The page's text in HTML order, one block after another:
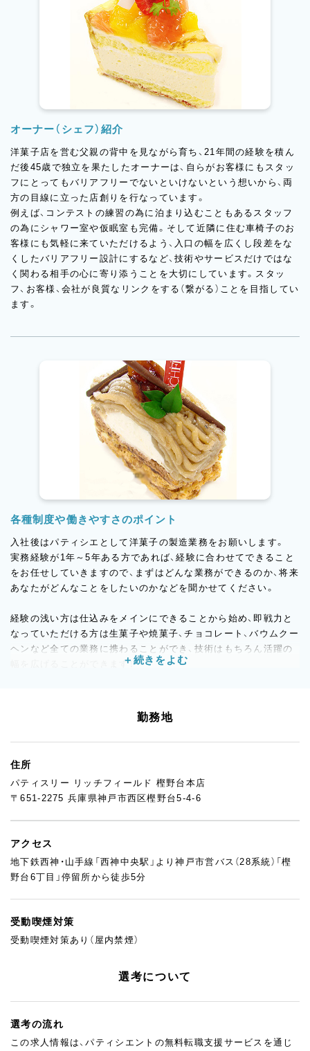
そして、最もごまかしのきかないクッキーやサブレにはカルピス
酵素バターを使用し、素材本来の良さを引き出せる製法で焼き加
減なども調節しながら、手作業で手間ひまかけてひとつひとつ焼
き上げている地域に根差したパティスリーです。
入社後はパティシエとして洋菓子の製造業務をお願いします。実
お任せしていきますので、まずはどんな業務ができるのか、将来あ
なたがどんなことをしたいのかなどを聞かせてください。経験の
浅い方は仕込み、計量や飾りつけをメインにできることから始め、
即戦力となっていただける方は生菓子や焼菓子、チョコレート、バ
ウムクーヘンなど全ての業務に携わることができ、技術はもちろ
ん活躍の幅を広げることができます！
オーナー（シェフ）紹介
洋菓子店を営む父親の背中を見ながら育ち、21年間の経験を積ん
だ後45歳で独立を果たしたオーナーは、自らがお客様にもスタッ
フにとってもバリアフリーでないといけないという想いから、両
方の目線に立った店創りを行なっています。
例えば、コンテストの練習の為に泊まり込むこともあるスタッフ
の為にシャワー室や仮眠室も完備。そして近隣に住む車椅子のお
客様にも気軽に来ていただけるよう、入口の幅を広くし段差をな
くしたバリアフリー設計にするなど、技術やサービスだけではな
く関わる相手の心に寄り添うことを大切にしています。スタッ
フ、お客様、会社が良質なリンクをする（繋がる）ことを目指してい
ます。
各種制度や働きやすさのポイント
入社後はパティシエとして洋菓子の製造業務をお願いします。
実務経験が1年～5年ある方であれば、経験に合わせてできること
をお任せしていきますので、まずはどんな業務ができるのか、将来
あなたがどんなことをしたいのかなどを聞かせてください。
経験の浅い方は仕込みをメインにできることから始め、即戦力と
なっていただける方は生菓子や焼菓子、チョコレート、バウムクー
ヘンなど全ての業務に携わることができ、技術はもちろん活躍の
幅を広げることができます！
力し続け、他人から認められる人に育ってほしいと望んでいるこ
とから、人材育成には非常に力を入れています。
その想いを継承しながら商品力だけに囚われず、あなたの個性を
となるメンバーとして活躍していきませんか？
また独立思考の方には起業ノウハウを、コンテスト思考の方には
また違った製菓技術を学ぶことも可能です。
※勤続年数が長期等の条件を満たす場合は、功労金積み立て制度
あり。（参加には所定の条件あり）
勤務地
住所
パティスリー リッチフィールド 樫野台本店
〒651-2275 兵庫県神戸市西区樫野台5-4-6
アクセス
地下鉄西神・山手線「西神中央駅」より神戸市営バス（28系統）「樫
野台6丁目」停留所から徒歩5分
受動喫煙対策
受動喫煙対策あり（屋内禁煙）
選考について
選考の流れ
この求人情報は、パティシエントの無料転職支援サービスを通じ